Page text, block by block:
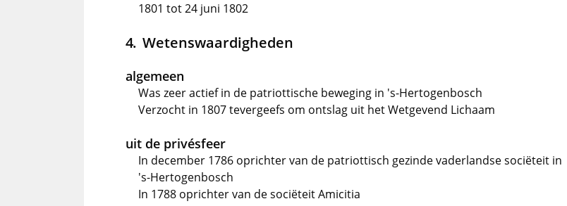
1801 tot 24 juni 1802
Wetenswaardigheden
algemeen
Was zeer actief in de patriottische beweging in 's-Hertogenbosch
Verzocht in 1807 tevergeefs om ontslag uit het Wetgevend Lichaam
uit de privésfeer
In december 1786 oprichter van de patriottisch gezinde vaderlandse sociëteit in
's-Hertogenbosch
In 1788 oprichter van de sociëteit Amicitia